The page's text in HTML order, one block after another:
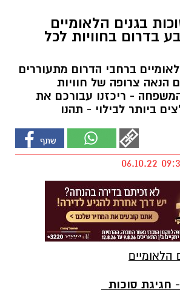
בגנים הלאומיים
בדרום בחוויות לכל
ברחבי הדרום מתעוררים
הנאה צרופה של חוויות
- ריכזנו עבורכם את
ביותר לבילוי - תהנו
הלאומיים
חגיגת סוכות